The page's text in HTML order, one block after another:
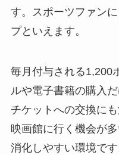
す。スポーツファン
プといえます。
毎月付与される1,200
ルや電子書籍の購入
チケットへの交換に
映画館に行く機会が
消化しやすい環境です